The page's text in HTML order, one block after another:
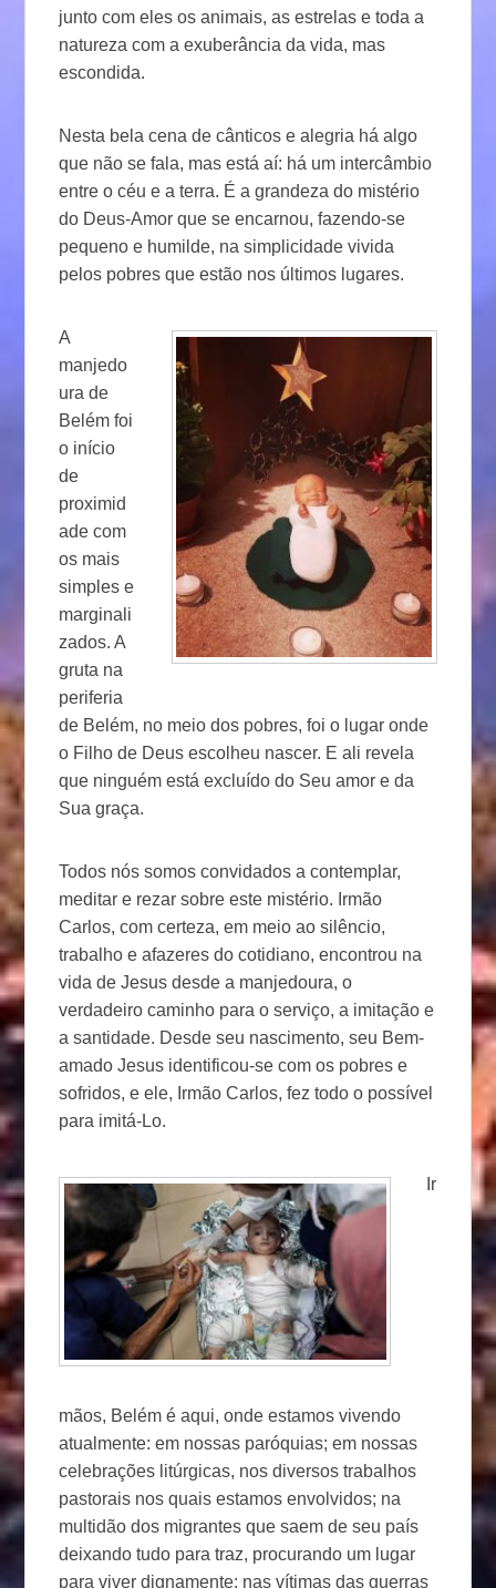
junto com eles os animais, as estrelas e toda a
natureza com a exuberância da vida, mas
escondida.
Nesta bela cena de cânticos e alegria há algo
que não se fala, mas está aí: há um intercâmbio
entre o céu e a terra. É a grandeza do mistério
do Deus-Amor que se encarnou, fazendo-se
pequeno e humilde, na simplicidade vivida
pelos pobres que estão nos últimos lugares.
A
manjedo
ura de
Belém foi
o início
de
proximid
ade com
os mais
simples e
marginali
zados. A
gruta na
periferia
de Belém, no meio dos pobres, foi o lugar onde
o Filho de Deus escolheu nascer. E ali revela
que ninguém está excluído do Seu amor e da
Sua graça.
Todos nós somos convidados a contemplar,
meditar e rezar sobre este mistério. Irmão
Carlos, com certeza, em meio ao silêncio,
trabalho e afazeres do cotidiano, encontrou na
vida de Jesus desde a manjedoura, o
verdadeiro caminho para o serviço, a imitação e
a santidade. Desde seu nascimento, seu Bem-
amado Jesus identificou-se com os pobres e
sofridos, e ele, Irmão Carlos, fez todo o possível
para imitá-Lo.
Ir
mãos, Belém é aqui, onde estamos vivendo
atualmente: em nossas paróquias; em nossas
celebrações litúrgicas, nos diversos trabalhos
pastorais nos quais estamos envolvidos; na
multidão dos migrantes que saem de seu país
deixando tudo para traz, procurando um lugar
para viver dignamente; nas vítimas das guerras